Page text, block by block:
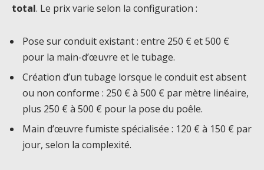
total. Le prix varie selon la configuration :
Pose sur conduit existant : entre 250 € et 500 €
pour la main-d’œuvre et le tubage.
Création d’un tubage lorsque le conduit est absent
ou non conforme : 250 € à 500 € par mètre linéaire,
plus 250 € à 500 € pour la pose du poêle.
Main d’œuvre fumiste spécialisée : 120 € à 150 € par
jour, selon la complexité.